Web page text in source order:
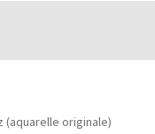
(aquarelle originale)